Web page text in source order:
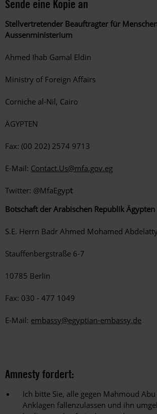
Sende eine Kopie an
Stellvertretender Beauftragter für
Aussenministerium
Ahmed Ihab Gamal Eldin
Ministry of Foreign Affairs
Corniche al-Nil, Cairo
ÄGYPTEN
Fax: (00 202) 2574 9713
E-Mail: Contact.Us@mfa.gov.eg
Twitter: @MfaEgypt
Botschaft der Arabischen Republik Ägypten
S.E. Herrn Badr Ahmed Mohamed Abdelatty
Stauffenbergstraße 6-7
10785 Berlin
Fax: 030 ‑ 477 1049
E-Mail: embassy@egyptian-embassy.de
Amnesty fordert:
Ich bitte Sie, alle gegen Mahmoud
Anklagen fallenzulassen und ihn